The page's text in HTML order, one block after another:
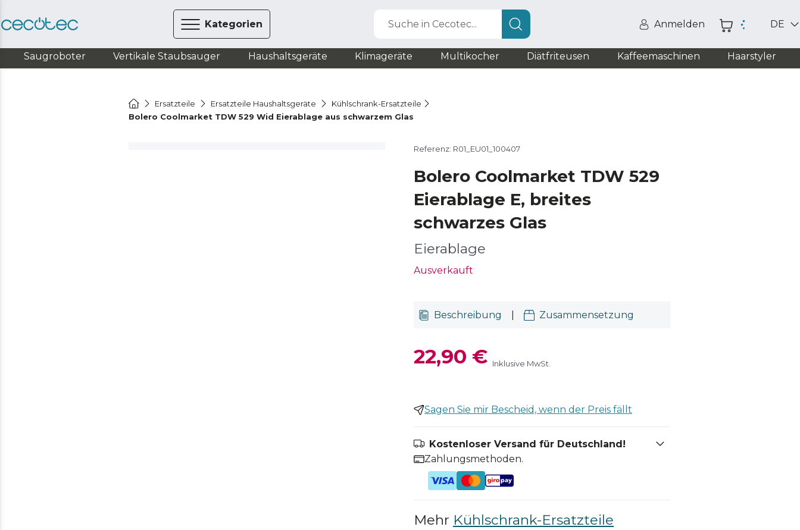
Kategorien Suche in Cecotec... Anmelden DE
Saugroboter Vertikale Staubsauger Haushaltsgeräte Klimageräte Multikocher Diätfriteusen Kaffeemaschinen Haarstyler
Ersatzteile Ersatzteile Haushaltsgeräte
Kühlschrank-Ersatzteile
Bolero Coolmarket TDW 529 Wid Eierablage aus schwarzem Glas
Referenz: R01_EU01_100407
Bolero Coolmarket TDW 529
Eierablage E, breites
schwarzes Glas
Eierablage
Ausverkauft
Beschreibung Zusammensetzung
22,90 € Inklusive MwSt.
Sagen Sie mir Bescheid, wenn der Preis fällt
Kostenloser Versand für Deutschland!
Zahlungsmethoden.
Mehr Kühlschrank-Ersatzteile